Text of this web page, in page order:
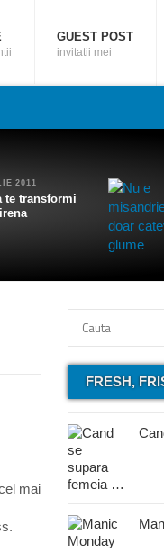
GUEST POST
invitatii mei
2011
te transformi
mai
FRESH,